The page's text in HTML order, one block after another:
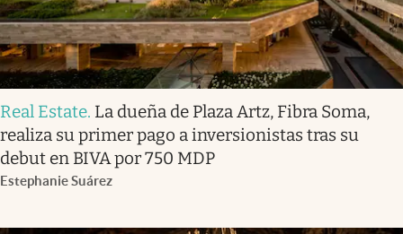
Real Estate. La dueña de Plaza Artz, Fibra Soma,
realiza su primer pago a inversionistas tras su
debut en BIVA por 750 MDP
Estephanie Suárez